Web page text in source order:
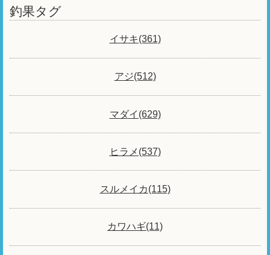
釣果タグ
イサキ(361)
アジ(512)
マダイ(629)
ヒラメ(537)
スルメイカ(115)
カワハギ(11)